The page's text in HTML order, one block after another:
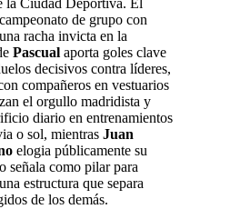
la Ciudad Deportiva. El
de grupo con
racha invicta en la
Pascual aporta goles clave
decisivos contra líderes,
compañeros en vestuarios
el orgullo madridista y
diario en entrenamientos
o sol, mientras Juan
elogia públicamente su
señala como pilar para
estructura que separa
de los demás.